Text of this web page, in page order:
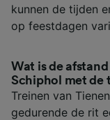
kunnen de tijden
op feestdagen
Wat is de
Schiphol met de
Treinen van
gedurende de rit